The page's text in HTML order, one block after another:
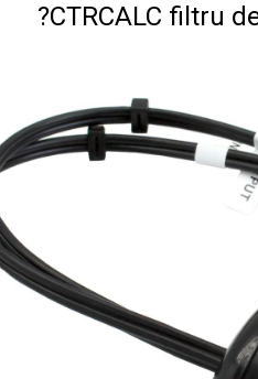
?CTRCALC filtru